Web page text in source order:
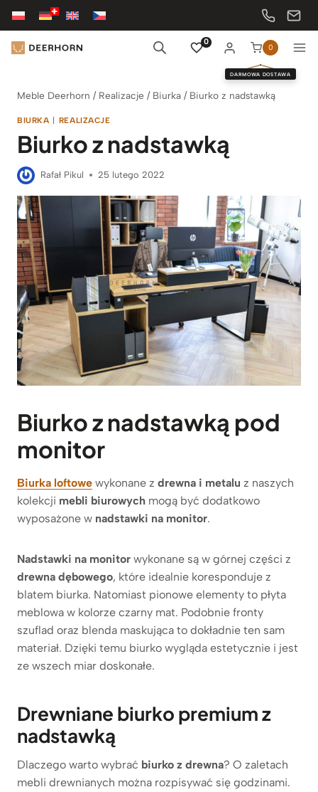
Przejdź
treści
0
0
DARMOWA DOSTAWA
Meble Deerhorn / Realizacje / Biurka / Biurko z nadstawką
BIURKA | REALIZACJE
Biurko z nadstawką
Rafał Pikul 25 lutego 2022
Biurko z nadstawką pod
monitor
Biurka loftowe wykonane z drewna i metalu z naszych
kolekcji mebli biurowych mogą być dodatkowo
wyposażone w nadstawki na monitor.
Nadstawki na monitor wykonane są w górnej części z
drewna dębowego, które idealnie koresponduje z
blatem biurka. Natomiast pionowe elementy to płyta
meblowa w kolorze czarny mat. Podobnie fronty
szuflad oraz blenda maskująca to dokładnie ten sam
materiał. Dzięki temu biurko wygląda estetycznie i jest
ze wszech miar doskonałe.
Drewniane biurko premium z
nadstawką
Dlaczego warto wybrać biurko z drewna? O zaletach
mebli drewnianych można rozpisywać się godzinami.